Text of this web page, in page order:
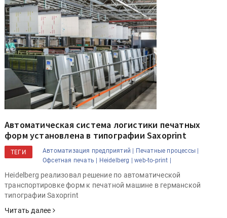
Автоматическая система логистики печатных
форм установлена в типографии Saxoprint
ТЕГИ Автоматизация предприятий |
Печатные процессы |
Офсетная печать |
Heidelberg | web-to-print |
Heidelberg реализовал решение по автоматической
транспортировке форм к печатной машине в германской
типографии Saxoprint
Читать далее